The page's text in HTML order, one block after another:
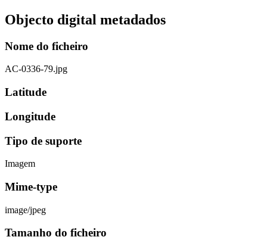
Objecto digital metadados
Nome do ficheiro
AC-0336-79.jpg
Latitude
Longitude
Tipo de suporte
Imagem
Mime-type
image/jpeg
Tamanho do ficheiro